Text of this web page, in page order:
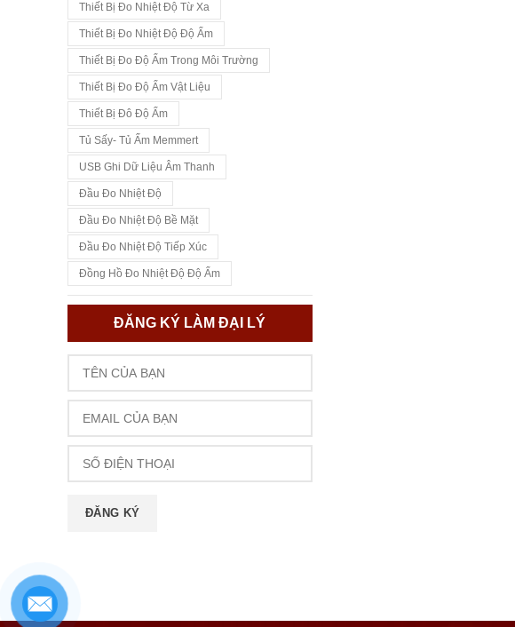
Thiết Bị Đo Nhiệt Độ Từ Xa
Thiết Bị Đo Nhiệt Độ Độ Ẩm
Thiết Bị Đo Độ Ẩm Trong Môi Trường
Thiết Bị Đo Độ Ẩm Vật Liệu
Thiết Bị Đô Độ Ẩm
Tủ Sấy- Tủ Ấm Memmert
USB Ghi Dữ Liệu Âm Thanh
Đầu Đo Nhiệt Độ
Đầu Đo Nhiệt Độ Bề Mặt
Đầu Đo Nhiệt Độ Tiếp Xúc
Đồng Hồ Đo Nhiệt Độ Độ Ẩm
ĐĂNG KÝ LÀM ĐẠI LÝ